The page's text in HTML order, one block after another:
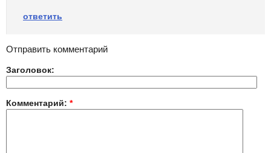
ответить
Отправить комментарий
Заголовок:
Комментарий: *